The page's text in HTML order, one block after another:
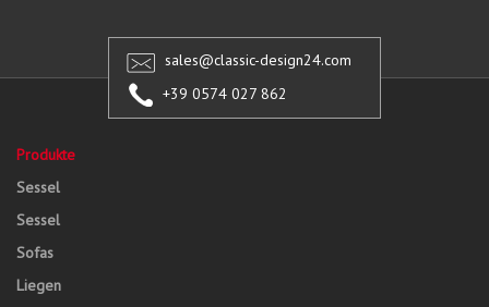
sales@classic-design24.com
+39 0574 027 862
Produkte
Sessel
Sessel
Sofas
Liegen